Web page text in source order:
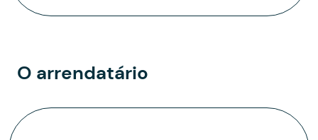
O arrendatário